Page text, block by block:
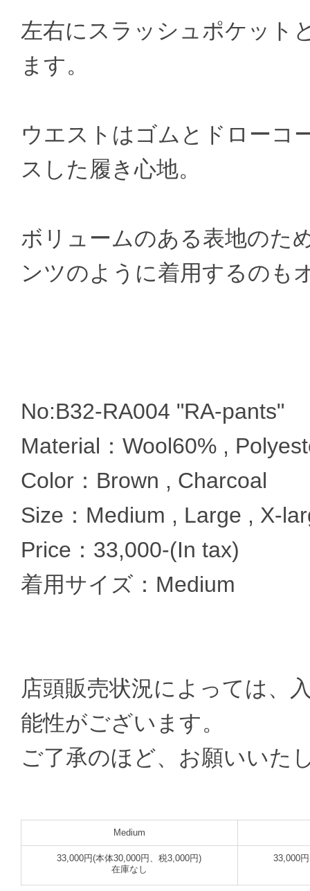
左右にスラッシュポケット
ます。
ウエストはゴムとドローコ
スした履き心地。
ボリュームのある表地のた
ンツのように着用するのも
No:B32-RA004 "RA-pants"
Material：Wool60% ,
Color：Brown , Charcoal
Size：Medium , Large , X-
Price：33,000-(In tax)
着用サイズ：Medium
店頭販売状況によっては、
能性がございます。
ご了承のほど、お願いいた
Medium
33,000円(本体30,000円、税3,000円)
在庫なし
33,000